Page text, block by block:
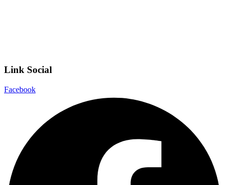
Link Social
Facebook